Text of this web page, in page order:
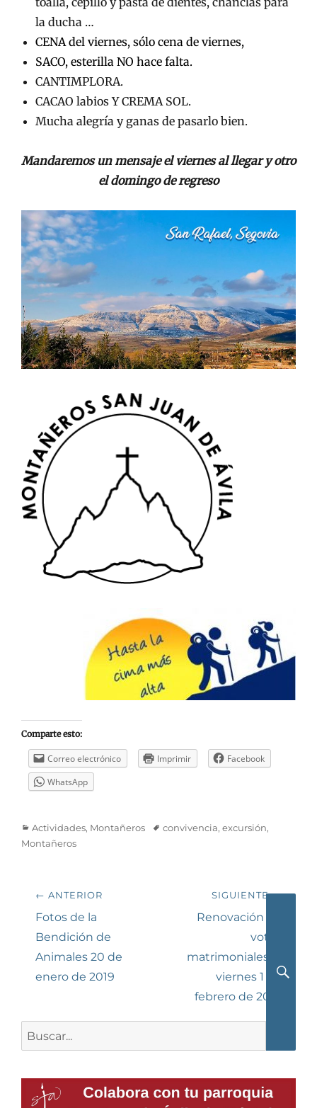
la ducha …
CENA del viernes, sólo cena de viernes,
SACO, esterilla NO hace falta.
CANTIMPLORA.
CACAO labios Y CREMA SOL.
Mucha alegría y ganas de pasarlo bien.
Mandaremos un mensaje el viernes al llegar y otro
el domingo de regreso
Comparte esto:
Correo electrónico Imprimir
Facebook
WhatsApp
Categorías
Actividades, Montañeros Etiquetas
convivencia, excursión,
Montañeros
Navegación
de
entradas
← ANTERIOR
Entrada
anterior:
Fotos de la
Bendición de
Animales 20 de
enero de 2019
SIGUIENTE →
Siguiente
Renovación de
votos
matrimoniales el
viernes 1 de
febrero de 2019